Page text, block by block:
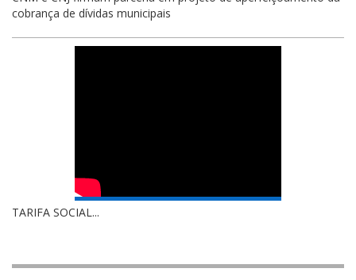
cobrança de dívidas municipais
TARIFA SOCIAL...